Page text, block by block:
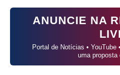
ANUNCIE NA
Portal de Notícias • YouTube
uma proposta